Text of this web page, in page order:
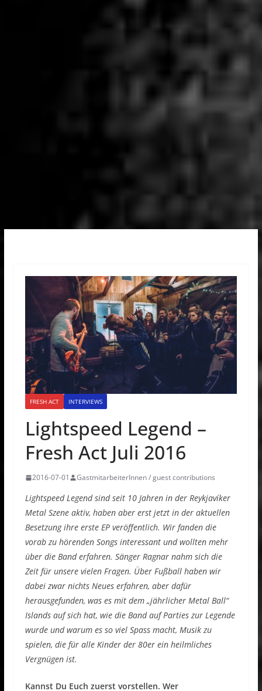
FRESH ACT INTERVIEWS
Lightspeed Legend –
Fresh Act Juli 2016
2016-07-01 GastmitarbeiterInnen / guest contributions
Lightspeed Legend sind seit 10 Jahren in der Reykjavíker
Metal Szene aktiv, haben aber erst jetzt in der aktuellen
Besetzung ihre erste EP veröffentlich. Wir fanden die
vorab zu hörenden Songs interessant und wollten mehr
über die Band erfahren. Sänger Ragnar nahm sich die
Zeit für unsere vielen Fragen. Über Fußball haben wir
dabei zwar nichts Neues erfahren, aber dafür
herausgefunden, was es mit dem „jährlicher Metal Ball“
Islands auf sich hat, wie die Band auf Parties zur Legende
wurde und warum es so viel Spass macht, Musik zu
spielen, die für alle Kinder der 80er ein heilmliches
Vergnügen ist.
Kannst Du Euch zuerst vorstellen. Wer